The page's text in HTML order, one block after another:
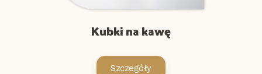
Kubki na kawę
Szczegóły